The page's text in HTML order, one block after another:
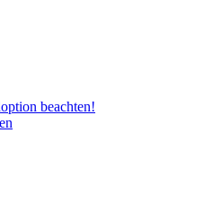
beachten!